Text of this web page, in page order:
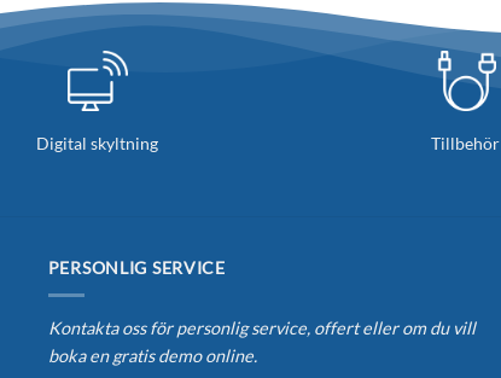
Digital skyltning Tillbehör
PERSONLIG SERVICE
Kontakta oss för personlig service, offert eller om du vill
boka en gratis demo online.